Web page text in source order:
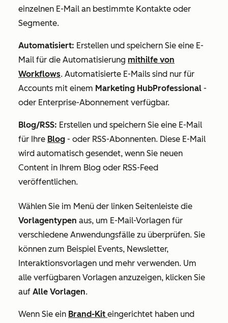
einzelnen E-Mail an bestimmte Kontakte oder
Segmente.
Automatisiert: Erstellen und speichern Sie eine E-
Mail für die Automatisierung mithilfe von
Workflows. Automatisierte E-Mails sind nur für
Accounts mit einem Marketing HubProfessional -
oder Enterprise-Abonnement verfügbar.
Blog/RSS: Erstellen und speichern Sie eine E-Mail
für Ihre Blog - oder RSS-Abonnenten. Diese E-Mail
wird automatisch gesendet, wenn Sie neuen
Content in Ihrem Blog oder RSS-Feed
veröffentlichen.
Wählen Sie im Menü der linken Seitenleiste die
Vorlagentypen aus, um E-Mail-Vorlagen für
verschiedene Anwendungsfälle zu überprüfen. Sie
können zum Beispiel Events, Newsletter,
Interaktionsvorlagen und mehr verwenden. Um
alle verfügbaren Vorlagen anzuzeigen, klicken Sie
auf Alle Vorlagen.
Wenn Sie ein Brand-Kit eingerichtet haben und